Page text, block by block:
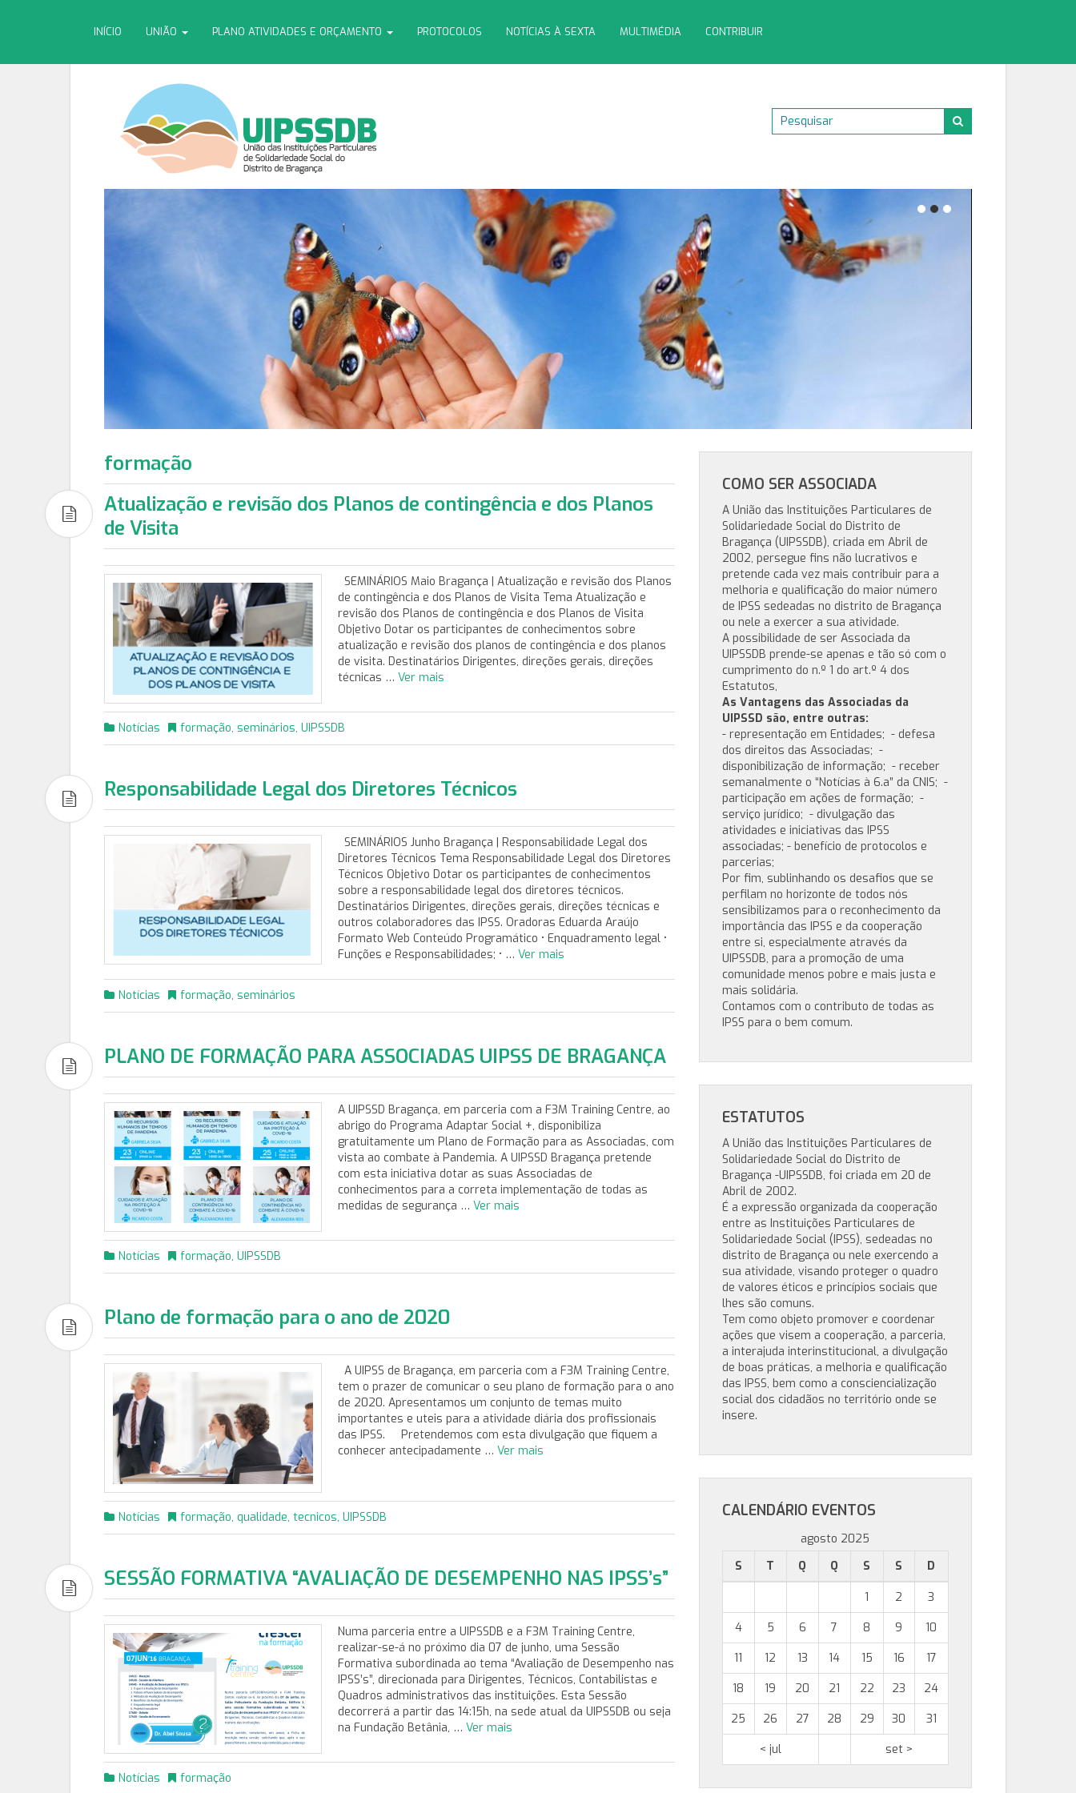
INÍCIO UNIÃO PLANO ATIVIDADES E ORÇAMENTO PROTOCOLOS NOTÍCIAS À SEXTA MULTIMÉDIA CONTRIBUIR
formação
Atualização e revisão dos Planos de contingência e dos Planos
de Visita
SEMINÁRIOS Maio Bragança | Atualização e revisão dos Planos
de contingência e dos Planos de Visita Tema Atualização e
revisão dos Planos de contingência e dos Planos de Visita
Objetivo Dotar os participantes de conhecimentos sobre
atualização e revisão dos planos de contingência e dos planos
de visita. Destinatários Dirigentes, direções gerais, direções
técnicas … Ver mais
Notícias formação, seminários, UIPSSDB
Responsabilidade Legal dos Diretores Técnicos
SEMINÁRIOS Junho Bragança | Responsabilidade Legal dos
Diretores Técnicos Tema Responsabilidade Legal dos Diretores
Técnicos Objetivo Dotar os participantes de conhecimentos
sobre a responsabilidade legal dos diretores técnicos.
Destinatários Dirigentes, direções gerais, direções técnicas e
outros colaboradores das IPSS. Oradoras Eduarda Araújo
Formato Web Conteúdo Programático • Enquadramento legal •
Funções e Responsabilidades; • … Ver mais
Notícias formação, seminários
PLANO DE FORMAÇÃO PARA ASSOCIADAS UIPSS DE BRAGANÇA
A UIPSSD Bragança, em parceria com a F3M Training Centre, ao
abrigo do Programa Adaptar Social +, disponibiliza
gratuitamente um Plano de Formação para as Associadas, com
vista ao combate à Pandemia. A UIPSSD Bragança pretende
com esta iniciativa dotar as suas Associadas de
conhecimentos para a correta implementação de todas as
medidas de segurança … Ver mais
Notícias formação, UIPSSDB
Plano de formação para o ano de 2020
A UIPSS de Bragança, em parceria com a F3M Training Centre,
tem o prazer de comunicar o seu plano de formação para o ano
de 2020. Apresentamos um conjunto de temas muito
importantes e uteis para a atividade diária dos profissionais
das IPSS. Pretendemos com esta divulgação que fiquem a
conhecer antecipadamente … Ver mais
Notícias formação, qualidade, tecnicos, UIPSSDB
SESSÃO FORMATIVA “AVALIAÇÃO DE DESEMPENHO NAS IPSS’s”
Numa parceria entre a UIPSSDB e a F3M Training Centre,
realizar-se-á no próximo dia 07 de junho, uma Sessão
Formativa subordinada ao tema “Avaliação de Desempenho nas
IPSS’s”, direcionada para Dirigentes, Técnicos, Contabilistas e
Quadros administrativos das instituições. Esta Sessão
decorrerá a partir das 14:15h, na sede atual da UIPSSDB ou seja
na Fundação Betânia, … Ver mais
Notícias formação
COMO SER ASSOCIADA
A União das Instituições Particulares de
Solidariedade Social do Distrito de
Bragança (UIPSSDB), criada em Abril de
2002, persegue fins não lucrativos e
pretende cada vez mais contribuir para a
melhoria e qualificação do maior número
de IPSS sedeadas no distrito de Bragança
ou nele a exercer a sua atividade.
A possibilidade de ser Associada da
UIPSSDB prende-se apenas e tão só com o
cumprimento do n.º 1 do art.º 4 dos
Estatutos,
As Vantagens das Associadas da
UIPSSD são, entre outras:
- representação em Entidades; - defesa
dos direitos das Associadas; -
disponibilização de informação; - receber
semanalmente o “Notícias à 6.a” da CNIS; -
participação em ações de formação; -
serviço jurídico; - divulgação das
atividades e iniciativas das IPSS
associadas; - benefício de protocolos e
parcerias;
Por fim, sublinhando os desafios que se
perfilam no horizonte de todos nós
sensibilizamos para o reconhecimento da
importância das IPSS e da cooperação
entre si, especialmente através da
UIPSSDB, para a promoção de uma
comunidade menos pobre e mais justa e
mais solidária.
Contamos com o contributo de todas as
IPSS para o bem comum.
ESTATUTOS
A União das Instituições Particulares de
Solidariedade Social do Distrito de
Bragança -UIPSSDB, foi criada em 20 de
Abril de 2002.
É a expressão organizada da cooperação
entre as Instituições Particulares de
Solidariedade Social (IPSS), sedeadas no
distrito de Bragança ou nele exercendo a
sua atividade, visando proteger o quadro
de valores éticos e princípios sociais que
lhes são comuns.
Tem como objeto promover e coordenar
ações que visem a cooperação, a parceria,
a interajuda interinstitucional, a divulgação
de boas práticas, a melhoria e qualificação
das IPSS, bem como a consciencialização
social dos cidadãos no território onde se
insere.
CALENDÁRIO EVENTOS
agosto 2025
S
T Q Q S S D
1 2
3
4
5 6 7 8 9
10
11
12 13 14 15 16
17
18
19 20 21 22 23
24
25
26 27 28 29 30
31
< jul
set >